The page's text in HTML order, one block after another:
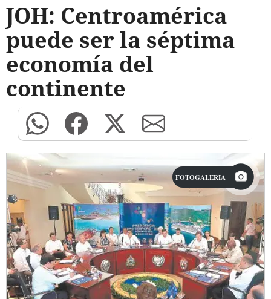
JOH: Centroamérica
puede ser la séptima
economía del
continente
FOTOGALERÍA